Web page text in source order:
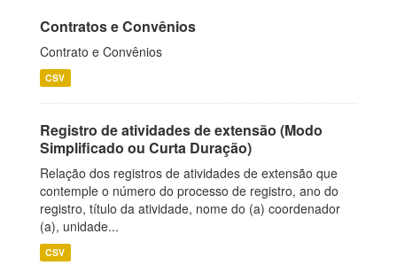
Contratos e Convênios
Contrato e Convênios
CSV
Registro de atividades de extensão (Modo
Simplificado ou Curta Duração)
Relação dos registros de atividades de extensão que
contemple o número do processo de registro, ano do
registro, título da atividade, nome do (a) coordenador
(a), unidade...
CSV